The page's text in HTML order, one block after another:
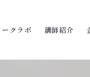
ークラボ 講師紹介